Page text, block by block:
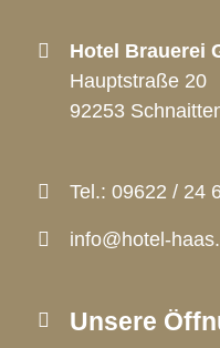
Hotel Brauerei
Hauptstraße 20
92253
Tel.: 09622 / 24
info@hotel-
Unsere